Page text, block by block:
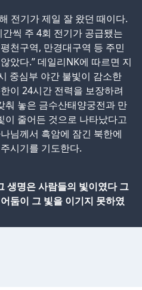
전기가 제일 잘 왔던 때이다.
씩 주 4회 전기가 공급됐는
천구역, 만경대구역 등 주민
았다.” 데일리NK에 따르면 지
중심부 야간 불빛이 감소한
이 24시간 전력을 보장하려
춰 놓은 금수산태양궁전과 만
이 줄어든 것으로 나타났다고
님께서 흑암에 잠긴 북한에
시기를 기도한다.
생명은 사람들의 빛이였다 그
둠이 그 빛을 이기지 못하였